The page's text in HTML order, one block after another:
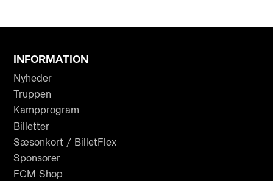
INFORMATION
Nyheder
Truppen
Kampprogram
Billetter
Sæsonkort / BilletFlex
Sponsorer
FCM Shop